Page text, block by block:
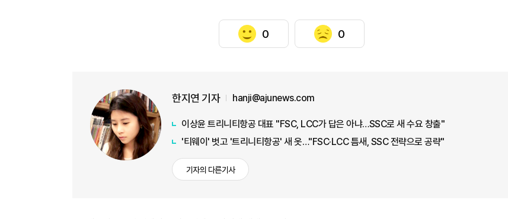
0 0
한지연 기자 hanji@ajunews.com
이상윤 트리니티항공 대표 "FSC, LCC가 답은 아냐…SSC로 새 수요 창출"
'티웨이' 벗고 '트리니티항공' 새 옷…"FSC·LCC 틈새, SSC 전략으로 공략"
기자의 다른기사